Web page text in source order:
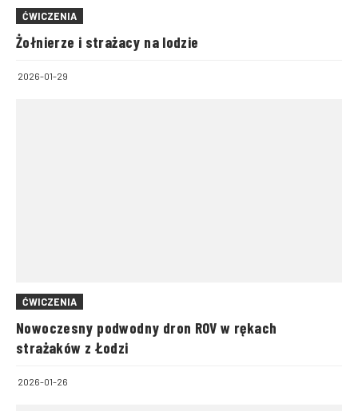
ĆWICZENIA
Żołnierze i strażacy na lodzie
2026-01-29
ĆWICZENIA
Nowoczesny podwodny dron ROV w rękach
strażaków z Łodzi
2026-01-26